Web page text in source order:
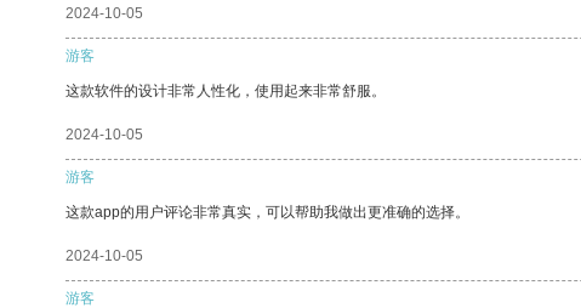
2024-10-05
游客
这款软件的设计非常人性化，使用起来非常舒服。
2024-10-05
游客
这款app的用户评论非常真实，可以帮助我做出更准确的选择。
2024-10-05
游客